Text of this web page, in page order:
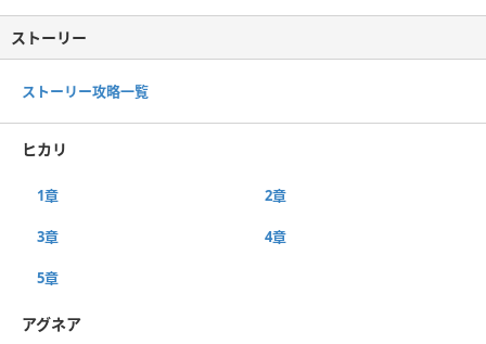
ストーリー
ストーリー攻略一覧
ヒカリ
1章 2章
3章 4章
5章
アグネア